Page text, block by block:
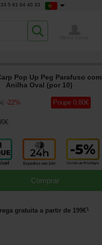
5 61 64 40 33
Pop Up Peg Parafuso com
Anilha Oval (por 10)
€ -22%
€
Poupe 0,80€
Comprar
gratuita a partir de 199€1